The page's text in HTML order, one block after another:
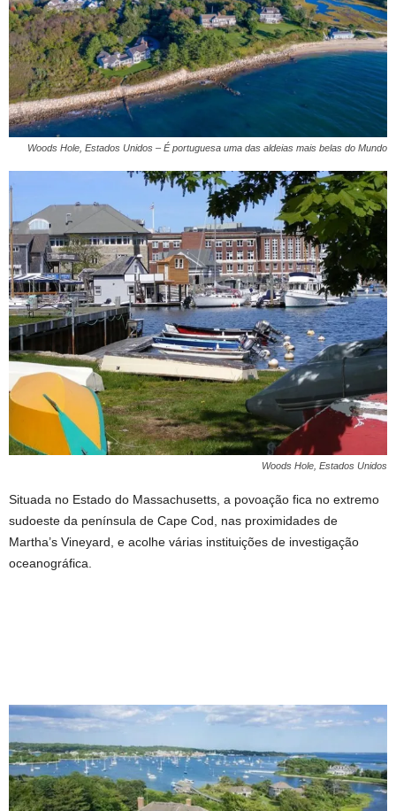
Woods Hole, Estados Unidos – É portuguesa uma das aldeias mais belas do Mundo
Woods Hole, Estados Unidos
Situada no Estado do Massachusetts, a povoação fica no extremo
sudoeste da península de Cape Cod, nas proximidades de
Martha’s Vineyard, e acolhe várias instituições de investigação
oceanográfica.